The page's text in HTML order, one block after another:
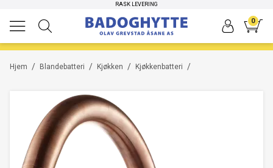
RASK LEVERING
0
/
Hjem /
Blandebatteri /
Kjøkken /
Kjøkkenbatteri